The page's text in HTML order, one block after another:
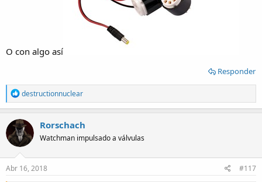
O con algo así
Responder
R
e
a
c
t
i
o
n
s
destructionnuclear
Rorschach
Watchman impulsado a válvulas
Abr 16, 2018 #117